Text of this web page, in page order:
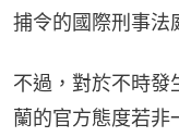
捕令的國際刑事法
不過，對於不時發
蘭的官方態度若非